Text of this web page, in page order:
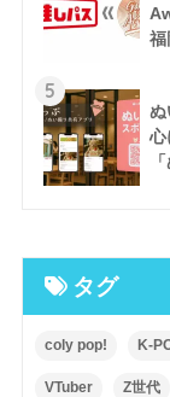
福
5
ぬ
心
タグ
coly pop! K-
VTuber Z世代